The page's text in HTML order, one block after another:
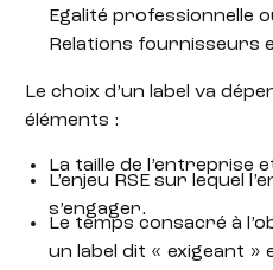
Egalité professionnelle
Relations fournisseurs
Le choix d’un label va
éléments :
La taille de l’entreprise
L’enjeu RSE sur lequel
s’engager.
Le temps consacré à
un label dit « exigeant »